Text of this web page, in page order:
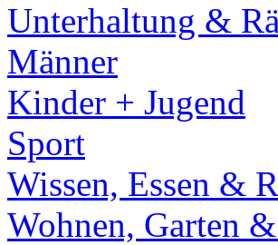
Unterhaltung &
Männer
Kinder + Jugend
Sport
Wissen, Essen &
Wohnen, Garten